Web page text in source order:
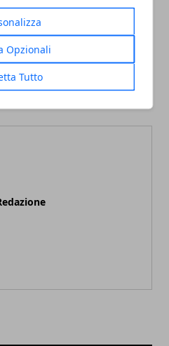
Opzionali
Tutto
Come non perdersi in
montagna: 8 consigli per
un'escursione sicura